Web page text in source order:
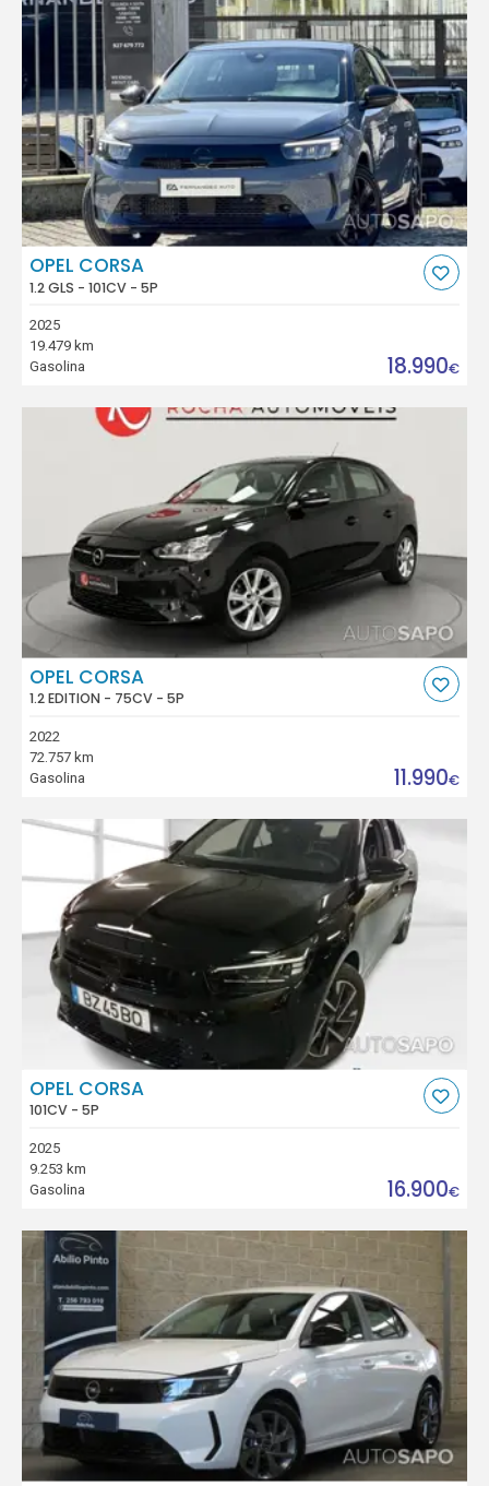
OPEL CORSA
1.2 GLS - 101CV - 5P
2025
19.479 km
Gasolina
18.990€
OPEL CORSA
1.2 EDITION - 75CV - 5P
2022
72.757 km
Gasolina
11.990€
OPEL CORSA
101CV - 5P
2025
9.253 km
Gasolina
16.900€